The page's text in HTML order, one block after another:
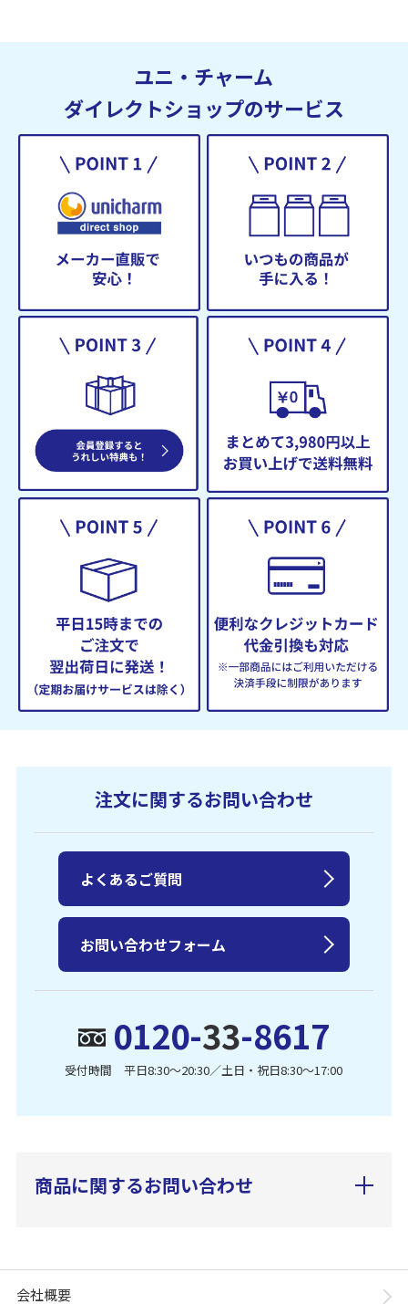
ユニ・チャーム
ダイレクトショップのサービス
注文に関するお問い合わせ
0120-33-8617
受付時間 平日8:30〜20:30／土日・祝日8:30〜17:00
よくあるご質問
お問い合わせフォーム
商品に関するお問い合わせ
会社概要